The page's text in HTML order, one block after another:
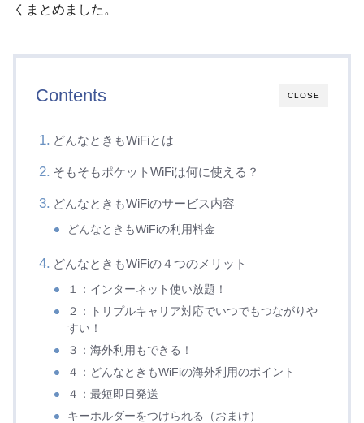
くまとめました。
CLOSE
Contents
どんなときもWiFiとは
そもそもポケットWiFiは何に使える？
どんなときもWiFiのサービス内容
どんなときもWiFiの利用料金
どんなときもWiFiの４つのメリット
１：インターネット使い放題！
２：トリプルキャリア対応でいつでもつながりや
すい！
３：海外利用もできる！
４：どんなときもWiFiの海外利用のポイント
４：最短即日発送
キーホルダーをつけられる（おまけ）